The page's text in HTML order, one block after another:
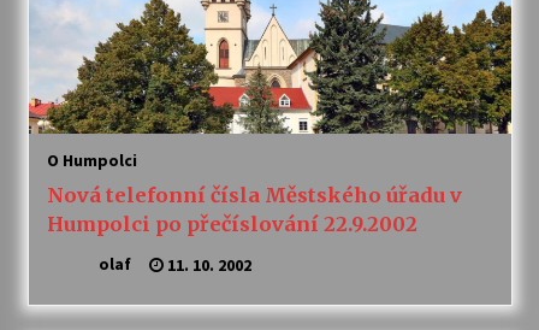
Ozvěny prázdnin
14. 7. 2026
Za kulturou kousek za Humpolec. V Želivě ožije
odkaz Josefa Čapka
13. 7. 2026
Želiv
O Humpolci
Nová telefonní čísla Městského úřadu v
Humpolci po přečíslování 22.9.2002
olaf 11. 10. 2002